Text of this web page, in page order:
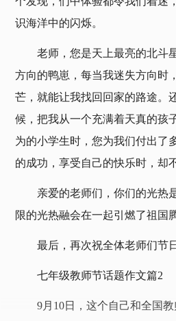
识海洋中的闪烁。
老师，您是天上最亮的北斗
方向的鸭崽，每当我迷失方向时
芒，就能让我找回回家的路途。
候，把我从一个充满着天真的孩
为的小学生时，您为我们付出了
的成功，享受自己的快乐时，却
亲爱的老师们，你们的光热
限的光热融会在一起引燃了祖国
最后，再次祝全体老师们节
七年级教师节话题作文篇2
9月10日，这个自己和全国